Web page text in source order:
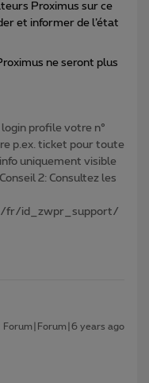
Proximus sur ce
et informer de l’état
ne seront plus
profile votre n°
p.ex. ticket pour toute
uniquement visible
2: Consultez les
fr/id_zwpr_support/
Forum|Forum|6 years ago